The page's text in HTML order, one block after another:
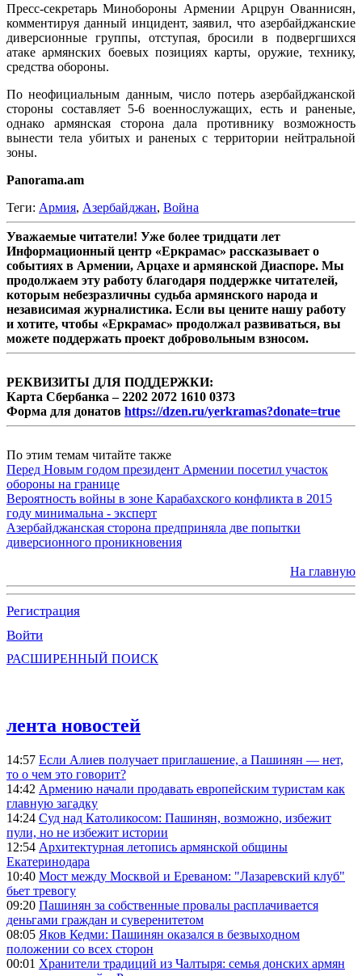
Пресс-секретарь Минобороны Армении Арцрун Ованнисян,
комментируя данный инцидент, заявил, что азербайджанские
диверсионные группы, отступая, бросили в подвергшихся
атаке армянских боевых позициях карты, оружие, технику,
средства обороны.
По неофициальным данным, число потерь азербайджанской
стороны составляет 5-6 военнослужащих, есть и раненые,
однако армянская сторона дала противнику возможность
вынести тела убитых и раненых с территории нейтральной
зоны.
Panorama.am
Теги: Армия, Азербайджан, Война
Уважаемые читатели! Уже более тридцати лет
Информационный центр «Еркрамас» рассказывает о
событиях в Армении, Арцахе и армянской Диаспоре. Мы
продолжаем эту работу благодаря поддержке читателей,
которым небезразличны судьба армянского народа и
независимая журналистика. Если вы цените нашу работу
и хотите, чтобы «Еркрамас» продолжал развиваться, вы
можете поддержать проект добровольным взносом.
РЕКВИЗИТЫ ДЛЯ ПОДДЕРЖКИ:
Карта Сбербанка – 2202 2072 1610 0373
Форма для донатов https://dzen.ru/yerkramas?donate=true
По этим темам читайте также
Перед Новым годом президент Армении посетил участок
обороны на границе
Вероятность войны в зоне Карабахского конфликта в 2015
году минимальна - эксперт
Азербайджанская сторона предприняла две попытки
диверсионного проникновения
На главную
Регистрация
Войти
РАСШИРЕННЫЙ ПОИСК
лента новостей
14:57 Если Алиев получает приглашение, а Пашинян — нет,
то о чем это говорит?
14:42 Армению начали продавать европейским туристам как
главную загадку
14:24 Суд над Католикосом: Пашинян, возможно, избежит
пули, но не избежит истории
12:54 Архитектурная летопись армянской общины
Екатеринодара
10:40 Мост между Москвой и Ереваном: "Лазаревский клуб"
бьет тревогу
09:20 Пашинян за собственные провалы расплачивается
деньгами граждан и суверенитетом
08:05 Яков Кедми: Пашинян оказался в безвыходном
положении со всех сторон
00:01 Хранители традиций из Чалтыря: семья донских армян